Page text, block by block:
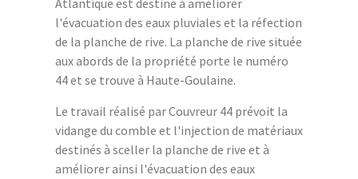
Atlantique est destiné à améliorer
l'évacuation des eaux pluviales et la réfection
de la planche de rive. La planche de rive située
aux abords de la propriété porte le numéro
44 et se trouve à Haute-Goulaine.
Le travail réalisé par Couvreur 44 prévoit la
vidange du comble et l'injection de matériaux
destinés à sceller la planche de rive et à
améliorer ainsi l'évacuation des eaux